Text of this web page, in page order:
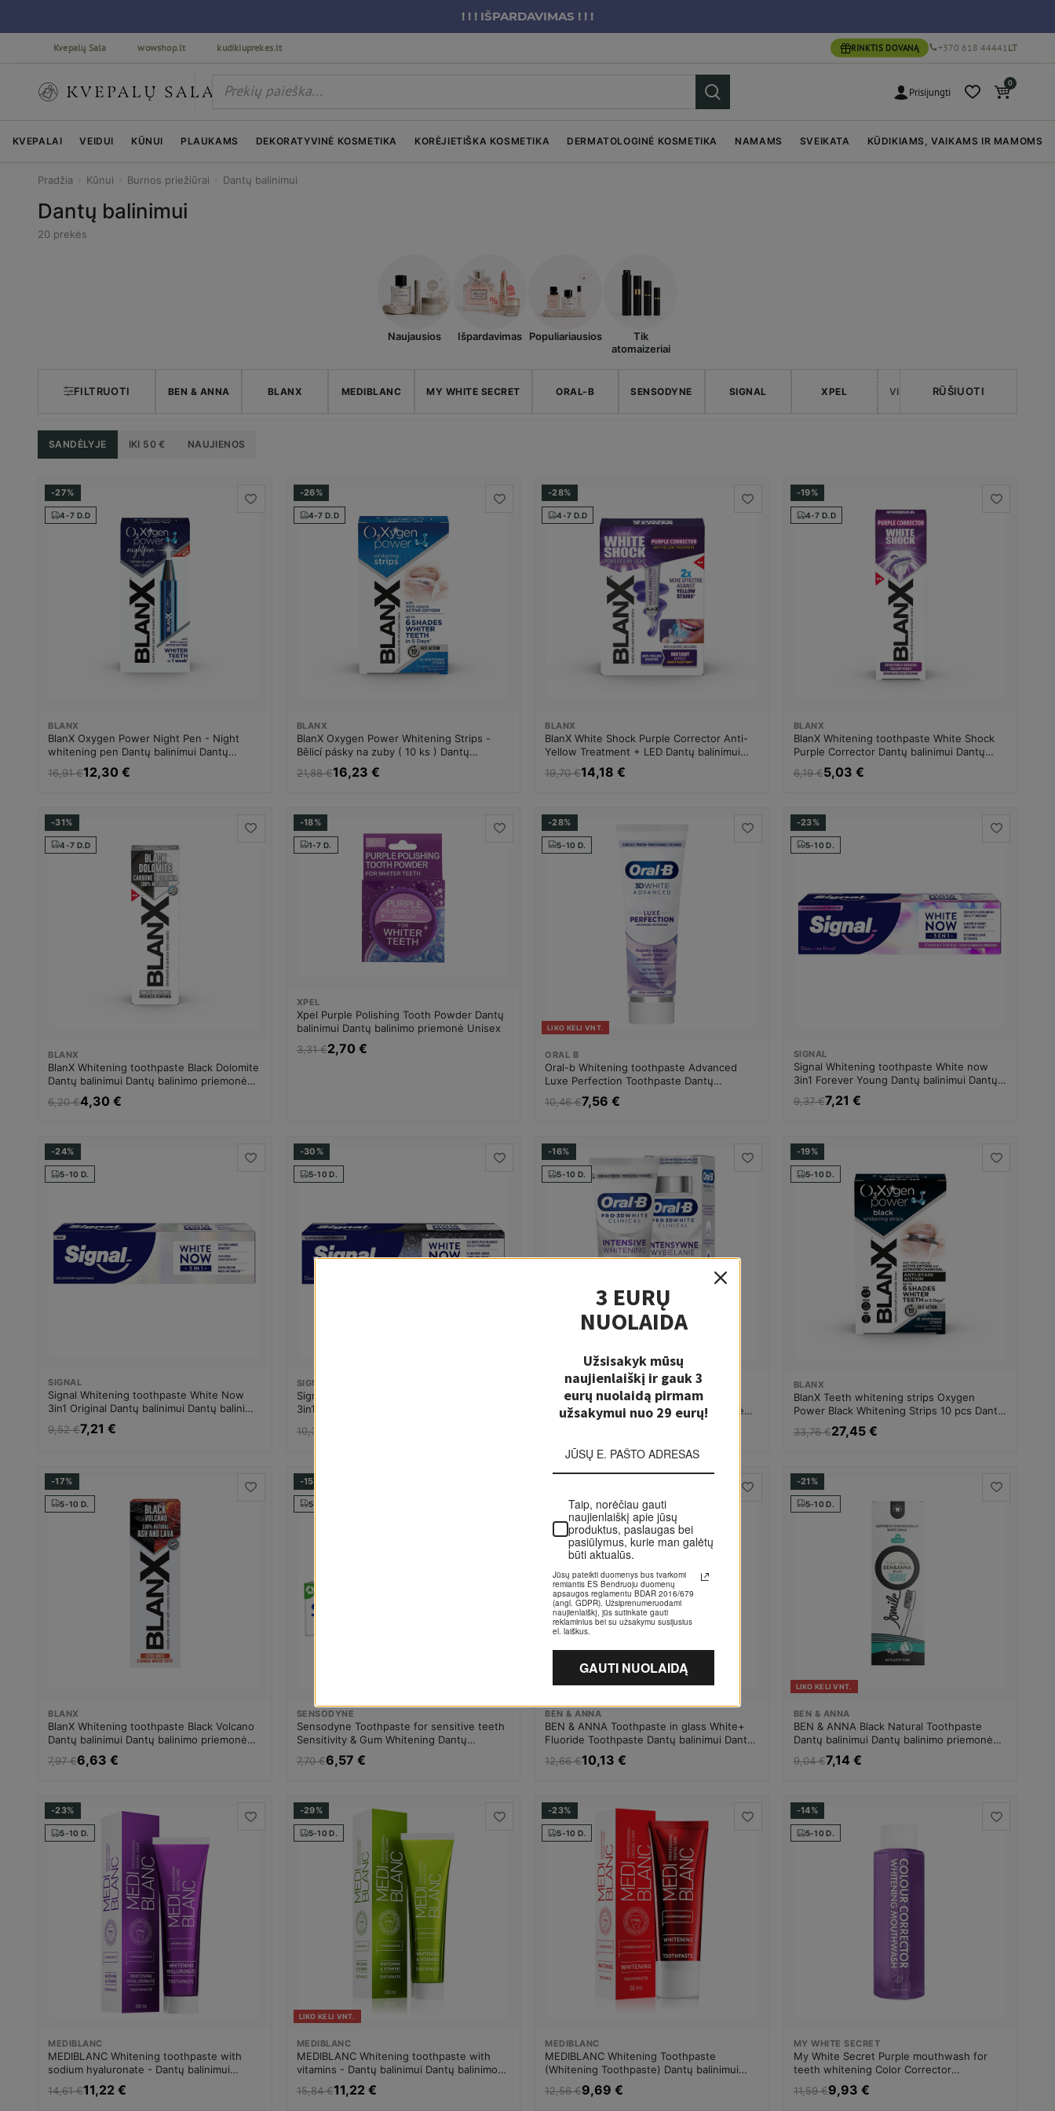
! ! ! IŠPARDAVIMAS ! ! !
Kvepalų Sala wowshop.lt kudikiuprekes.lt RINKTIS DOVANĄ +370 618 44441LT
Prisijungti
0
KVEPALAI VEIDUI KŪNUI PLAUKAMS DEKORATYVINĖ KOSMETIKA KORĖJIETIŠKA KOSMETIKA DERMATOLOGINĖ KOSMETIKA NAMAMS SVEIKATA KŪDIKIAMS, VAIKAMS IR MAMOMS
Pradžia Kūnui Burnos priežiūrai Dantų balinimui
Dantų balinimui
20 prekės
Naujausios Išpardavimas Populiariausios
Tik
atomaizeriai
FILTRUOTI BEN & ANNA BLANX MEDIBLANC MY WHITE SECRET ORAL-B SENSODYNE SIGNAL XPEL VISI ŽENKLAI →
RŪŠIUOTI
SANDĖLYJE IKI 50 € NAUJIENOS
-27%
4-7 D.D
BLANX
BlanX Oxygen Power Night Pen - Night
whitening pen Dantų balinimui Dantų
balinimo priemonė Unisex
16,91 €12,30 €
-26%
4-7 D.D
BLANX
BlanX Oxygen Power Whitening Strips -
Bělicí pásky na zuby ( 10 ks ) Dantų
balinimui Dantų balinimo priemonė Unisex
21,88 €16,23 €
-28%
4-7 D.D
BLANX
BlanX White Shock Purple Corrector Anti-
Yellow Treatment + LED Dantų balinimui
Dantų balinimo priemonė Unisex
19,70 €14,18 €
-19%
4-7 D.D
BLANX
BlanX Whitening toothpaste White Shock
Purple Corrector Dantų balinimui Dantų
balinimo priemonė Unisex
6,19 €5,03 €
-31%
4-7 D.D
BLANX
BlanX Whitening toothpaste Black Dolomite
Dantų balinimui Dantų balinimo priemonė
6,20 €4,30 €
-18%
1-7 D.
XPEL
Xpel Purple Polishing Tooth Powder Dantų
balinimui Dantų balinimo priemonė Unisex
3,31 €2,70 €
-28%
5-10 D.
LIKO KELI VNT.
ORAL B
Oral-b Whitening toothpaste Advanced
Luxe Perfection Toothpaste Dantų
balinimui Dantų balinimo priemonė Unisex
10,46 €7,56 €
-23%
5-10 D.
SIGNAL
Signal Whitening toothpaste White now
3in1 Forever Young Dantų balinimui Dantų
balinimo priemonė Moterims
9,37 €7,21 €
-24%
5-10 D.
SIGNAL
Signal Whitening toothpaste White Now
3in1 Original Dantų balinimui Dantų balinimo
priemonė Moterims
9,52 €7,21 €
-30%
5-10 D.
SIGNAL
Signal Whitening toothpaste White Now
3in1 White Boost Dantų balinimui Dantų
10,37 €
-16%
5-10 D.
ORAL B
Oral-b Intensive Whitening Toothpaste
Dantų balinimui Dantų balinimo priemonė
-19%
5-10 D.
BLANX
BlanX Teeth whitening strips Oxygen
Power Black Whitening Strips 10 pcs Dantų
balinimui Dantų balinimo priemonė Unisex
33,76 €27,45 €
-17%
5-10 D.
BLANX
BlanX Whitening toothpaste Black Volcano
Dantų balinimui Dantų balinimo priemonė
Unisex
7,97 €6,63 €
-15%
5-10 D.
SENSODYNE
Sensodyne Toothpaste for sensitive teeth
Sensitivity & Gum Whitening Dantų
balinimui Dantų balinimo priemonė Unisex
7,70 €6,57 €
5-10 D.
BEN & ANNA
BEN & ANNA Toothpaste in glass White+
Fluoride Toothpaste Dantų balinimui Dantų
balinimo priemonė Unisex
12,66 €10,13 €
-21%
5-10 D.
LIKO KELI VNT.
BEN & ANNA
BEN & ANNA Black Natural Toothpaste
Dantų balinimui Dantų balinimo priemonė
Unisex
9,04 €7,14 €
-23%
5-10 D.
MEDIBLANC
MEDIBLANC Whitening toothpaste with
sodium hyaluronate - Dantų balinimui
Dantų balinimo priemonė Unisex
14,61 €11,22 €
-29%
5-10 D.
LIKO KELI VNT.
MEDIBLANC
MEDIBLANC Whitening toothpaste with
vitamins - Dantų balinimui Dantų balinimo
priemonė Unisex
15,84 €11,22 €
-23%
5-10 D.
MEDIBLANC
MEDIBLANC Whitening Toothpaste
(Whitening Toothpaste) Dantų balinimui
Dantų balinimo priemonė Unisex
12,56 €9,69 €
-14%
5-10 D.
MY WHITE SECRET
My White Secret Purple mouthwash for
teeth whitening Color Corrector
(Whitening Mouthwash) Dantų balinimui
Dantų balinimo priemonė Unisex
11,59 €9,93 €
3 EURŲ
NUOLAIDA
Užsisakyk mūsų
naujienlaiškį ir gauk 3
eurų nuolaidą pirmam
užsakymui nuo 29 eurų!
naujienlaiškį apie jūsų
produktus, paslaugas bei
pasiūlymus, kurie man
galėtų būti aktualūs.
tvarkomi remiantis ES Bendruoju
duomenų apsaugos reglamentu
BDAR 2016/679 (angl. GDPR).
Užsiprenumeruodami
naujienlaiškį, jūs sutinkate gauti
reklaminius bei su užsakymu
susijusius el. laiškus.
GAUTI NUOLAIDĄ